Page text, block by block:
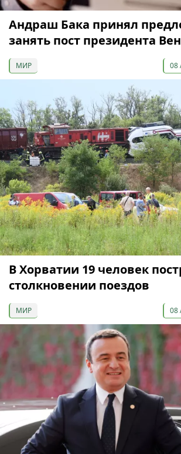
Андраш Бака принял
занять пост президента
МИР 08
В Хорватии 19 человек
столкновении поездов
МИР 08